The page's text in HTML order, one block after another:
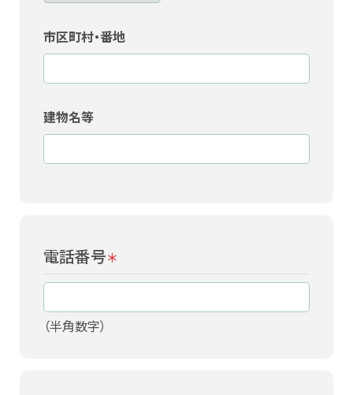
市区町村・番地
建物名等
電話番号＊
（半角数字）